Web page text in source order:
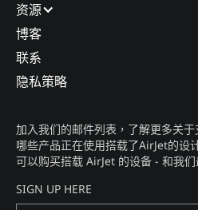
资源
博客​
联系​
隐私策略​
加入我们的邮件列表，了解更多关
哪些产品正在使用搭载了AirJet的设
可以购买搭载 AirJet 的设备 - 和我们
SIGN UP HERE